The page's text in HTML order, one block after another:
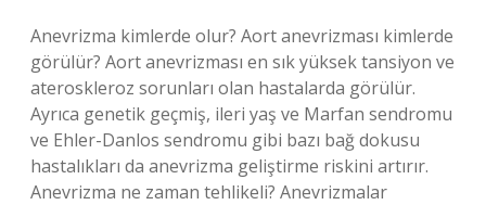
Anevrizma kimlerde olur? Aort anevrizması kimlerde
görülür? Aort anevrizması en sık yüksek tansiyon ve
ateroskleroz sorunları olan hastalarda görülür.
Ayrıca genetik geçmiş, ileri yaş ve Marfan sendromu
ve Ehler-Danlos sendromu gibi bazı bağ dokusu
hastalıkları da anevrizma geliştirme riskini artırır.
Anevrizma ne zaman tehlikeli? Anevrizmalar